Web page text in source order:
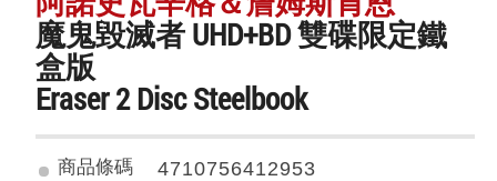
魔鬼毀滅者 UHD+BD 雙碟限定鐵
盒版
Eraser 2 Disc Steelbook
商品條碼 4710756412953